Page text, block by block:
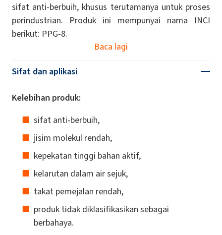
sifat anti-berbuih, khusus terutamanya untuk proses
perindustrian. Produk ini mempunyai nama INCI
berikut: PPG-8.
Baca lagi
Sifat dan aplikasi
Kelebihan produk:
sifat anti-berbuih,
jisim molekul rendah,
kepekatan tinggi bahan aktif,
kelarutan dalam air sejuk,
takat pemejalan rendah,
produk tidak diklasifikasikan sebagai
berbahaya.